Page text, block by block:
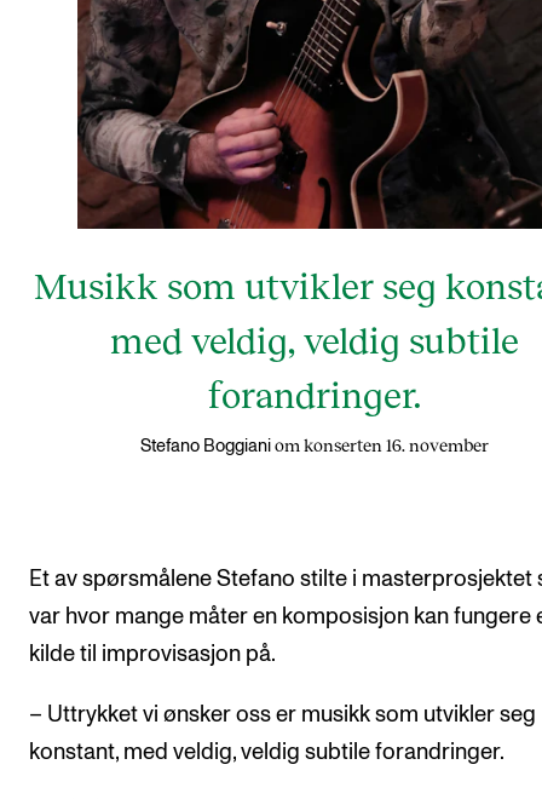
Musikk som utvikler seg
med veldig, veldig subtile
forandringer.
Stefano Boggiani om konserten 16. november
Et av spørsmålene Stefano stilte i masterprosjektet
var hvor mange måter en komposisjon kan fungere
kilde til improvisasjon på.
– Uttrykket vi ønsker oss er musikk som utvikler seg
konstant, med veldig, veldig subtile forandringer.